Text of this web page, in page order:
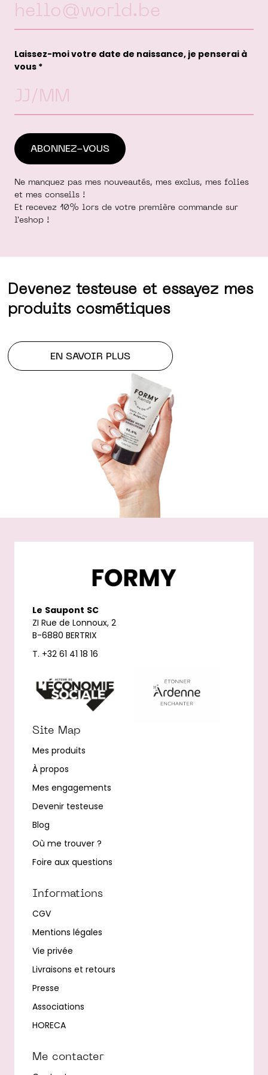
Laissez-moi votre date de naissance, je penserai à
vous *
Ne manquez pas mes nouveautés, mes exclus, mes folies
et mes conseils !
Et recevez 10% lors de votre première commande sur
l'eshop !
Devenez testeuse et essayez mes
produits cosmétiques
EN SAVOIR PLUS
Le Saupont SC
ZI Rue de Lonnoux, 2
B-6880 BERTRIX
T. +32 61 41 18 16
Site Map
Mes produits
À propos
Mes engagements
Devenir testeuse
Blog
Où me trouver ?
Foire aux questions
Informations
CGV
Mentions légales
Vie privée
Livraisons et retours
Presse
Associations
HORECA
Me contacter